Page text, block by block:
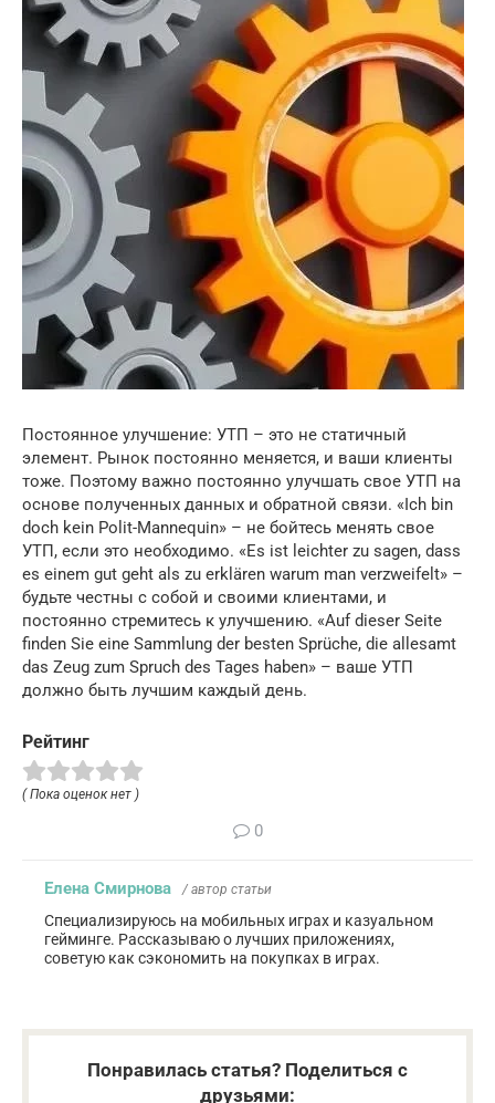
Постоянное улучшение: УТП – это не статичный
элемент. Рынок постоянно меняется, и ваши клиенты
тоже. Поэтому важно постоянно улучшать свое УТП на
основе полученных данных и обратной связи. «Ich bin
doch kein Polit-Mannequin» – не бойтесь менять свое
УТП, если это необходимо. «Es ist leichter zu sagen, dass
es einem gut geht als zu erklären warum man verzweifelt» –
будьте честны с собой и своими клиентами, и
постоянно стремитесь к улучшению. «Auf dieser Seite
finden Sie eine Sammlung der besten Sprüche, die allesamt
das Zeug zum Spruch des Tages haben» – ваше УТП
должно быть лучшим каждый день.
Рейтинг
( Пока оценок нет )
0
Елена Смирнова / автор статьи
Специализируюсь на мобильных играх и казуальном
гейминге. Рассказываю о лучших приложениях,
советую как сэкономить на покупках в играх.
Понравилась статья? Поделиться с
друзьями: